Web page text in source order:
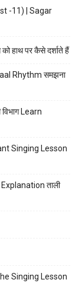
-11) | Sagar
हाथ पर कैसे दर्शाते हैं
Rhythm समझना
Learn
Singing Lesson
ताली
Singing Lesson